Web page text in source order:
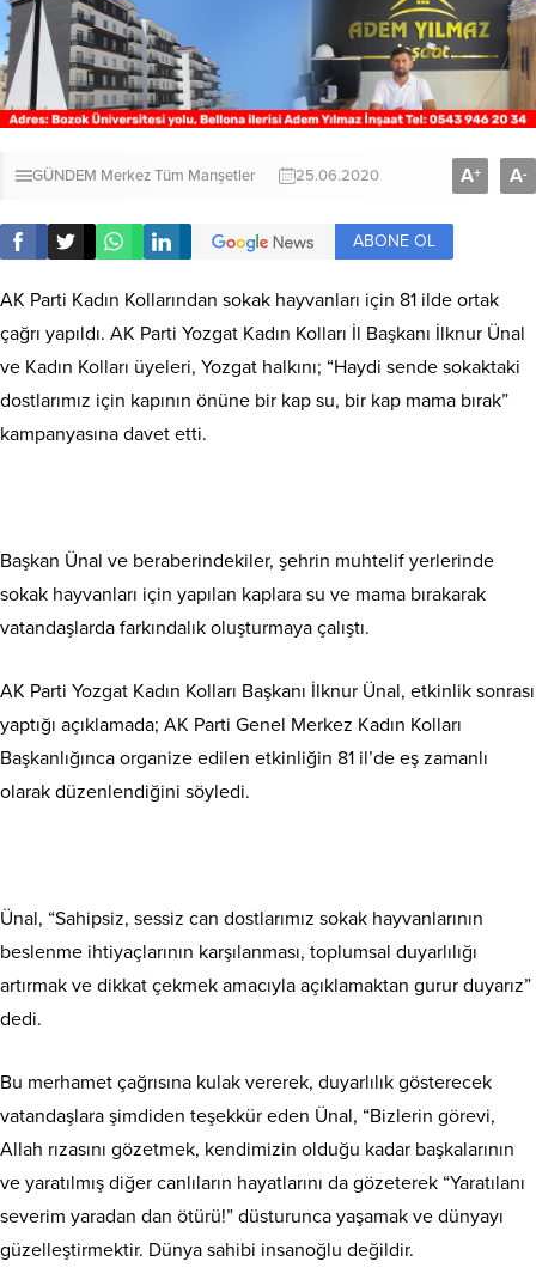
GÜNDEM MerkezTüm Manşetler 25.06.2020 A+ A-
ABONE OL
AK Parti Kadın Kollarından sokak hayvanları için 81 ilde ortak
çağrı yapıldı. AK Parti Yozgat Kadın Kolları İl Başkanı İlknur Ünal
ve Kadın Kolları üyeleri, Yozgat halkını; “Haydi sende sokaktaki
dostlarımız için kapının önüne bir kap su, bir kap mama bırak”
kampanyasına davet etti.
Başkan Ünal ve beraberindekiler, şehrin muhtelif yerlerinde
sokak hayvanları için yapılan kaplara su ve mama bırakarak
vatandaşlarda farkındalık oluşturmaya çalıştı.
AK Parti Yozgat Kadın Kolları Başkanı İlknur Ünal, etkinlik sonrası
yaptığı açıklamada; AK Parti Genel Merkez Kadın Kolları
Başkanlığınca organize edilen etkinliğin 81 il’de eş zamanlı
olarak düzenlendiğini söyledi.
Ünal, “Sahipsiz, sessiz can dostlarımız sokak hayvanlarının
beslenme ihtiyaçlarının karşılanması, toplumsal duyarlılığı
artırmak ve dikkat çekmek amacıyla açıklamaktan gurur duyarız”
dedi.
Bu merhamet çağrısına kulak vererek, duyarlılık gösterecek
vatandaşlara şimdiden teşekkür eden Ünal, “Bizlerin görevi,
Allah rızasını gözetmek, kendimizin olduğu kadar başkalarının
ve yaratılmış diğer canlıların hayatlarını da gözeterek “Yaratılanı
severim yaradan dan ötürü!” düsturunca yaşamak ve dünyayı
güzelleştirmektir. Dünya sahibi insanoğlu değildir.